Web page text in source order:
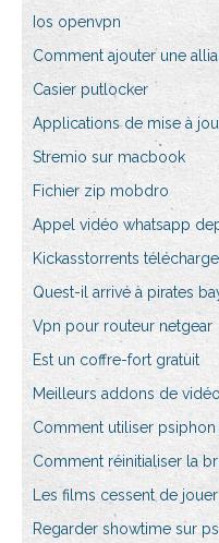
Ios openvpn
Comment ajouter une
Casier putlocker
Applications de mise à
Stremio sur macbook
Fichier zip mobdro
Appel vidéo whatsapp
Kickasstorrents
Quest-il arrivé à pirates
Vpn pour routeur netgear
Est un coffre-fort gratuit
Meilleurs addons de
Comment utiliser
Comment réinitialiser la
Les films cessent de
Regarder showtime sur